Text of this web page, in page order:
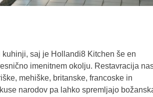
saj je Hollandi8 Kitchen še en
imenitnem okolju. Restavracija
mehiške, britanske, francoske in
narodov pa lahko spremljajo